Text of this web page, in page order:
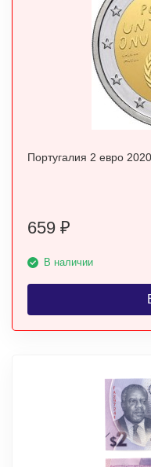
Португалия 2 евро
659 ₽
В наличии